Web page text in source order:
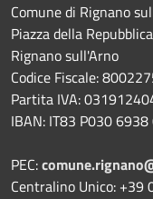
Comune di Rignano
Piazza della
Rignano sull'Arno
Codice Fiscale:
Partita IVA:
IBAN: IT83 P030
PEC:
Centralino Unico: +39